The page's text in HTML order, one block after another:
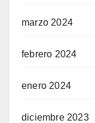
marzo 2024
febrero 2024
enero 2024
diciembre 2023